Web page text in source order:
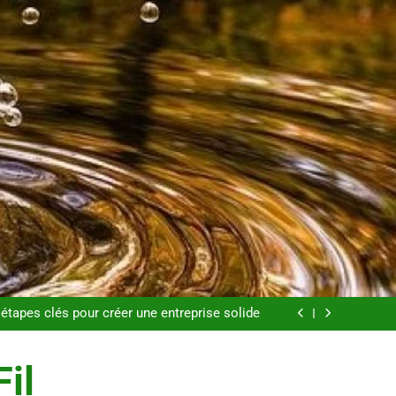
perdre du poids rapidement et durable
mode qui reviennent chaque année
étapes clés pour créer une entreprise solide
aux substituts de repas : guide et conseils
clés pour créer une entreprise solide
aux substituts de repas : guide et conseils